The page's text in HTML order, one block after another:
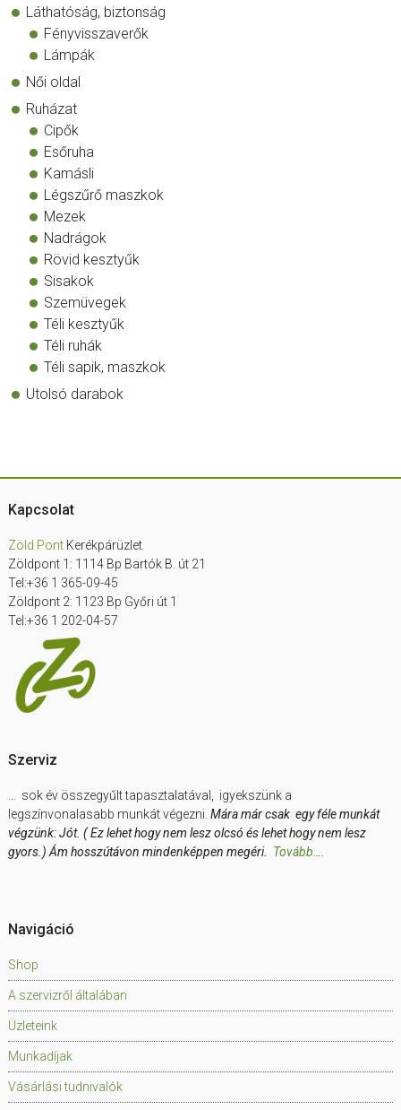
Láthatóság, biztonság
Fényvisszaverők
Lámpák
Női oldal
Ruházat
Cipők
Esőruha
Kamásli
Légszűrő maszkok
Mezek
Nadrágok
Rövid kesztyűk
Sisakok
Szemüvegek
Téli kesztyűk
Téli ruhák
Téli sapik, maszkok
Utolsó darabok
Footer
Kapcsolat
Zöld PontKerékpárüzlet
Zöldpont 1: 1114 Bp Bartók B. út 21
Tel:+36 1 365-09-45
Zöldpont 2: 1123 Bp Győri út 1
Tel:+36 1 202-04-57
Szerviz
… sok év összegyűlt tapasztalatával, igyekszünk a
legszínvonalasabb munkát végezni. Mára már csak egy féle munkát
végzünk: Jót. ( Ez lehet hogy nem lesz olcsó és lehet hogy nem lesz
gyors.) Ám hosszútávon mindenképpen megéri. Tovább….
Navigáció
Shop
A szervizről általában
Üzleteink
Munkadíjak
Vásárlási tudnivalók